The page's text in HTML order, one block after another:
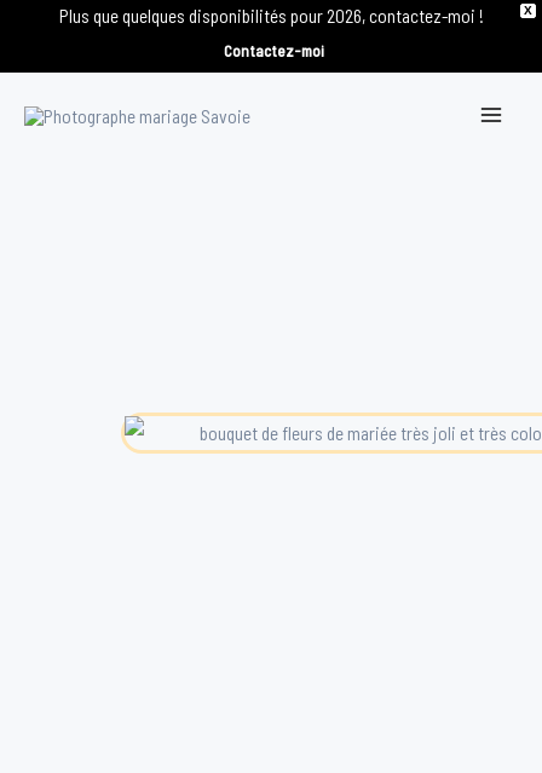
X
Plus que quelques disponibilités pour 2026, contactez-moi !
Contactez-moi